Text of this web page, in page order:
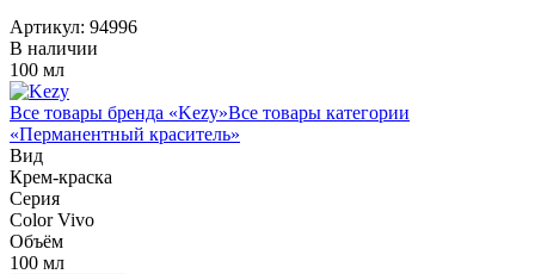
Артикул: 94996
В наличии
100 мл
Все товары бренда «Kezy»Все товары категории
«Перманентный краситель»
Вид
Крем-краска
Серия
Color Vivo
Объём
100 мл